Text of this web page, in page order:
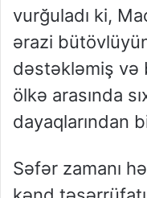
vurğuladı ki,
ərazi
dəstəkləmiş və
ölkə arasında
dayaqlarından
Səfər zamanı